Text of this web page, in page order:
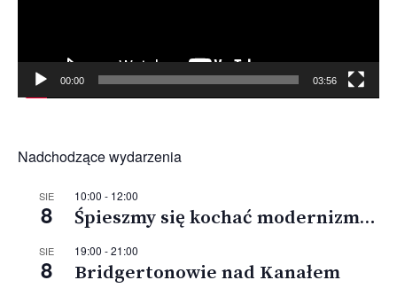
00:00 03:56
Nadchodzące wydarzenia
SIE
8
10:00 - 12:00
Śpieszmy się kochać modernizm…
SIE
8
19:00 -21:00
Bridgertonowie nad Kanałem